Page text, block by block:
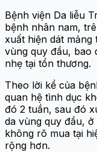
Bệnh viện Da liễu
bệnh nhân nam,
xuất hiện dát
vùng quy đầu, bao
nhẹ tại tổn thương.
Theo lời kể của
quan hệ tình dục
đó 2 tuần, sau đó
da vùng quy đầu,
không rõ mua tại
rộng hơn.